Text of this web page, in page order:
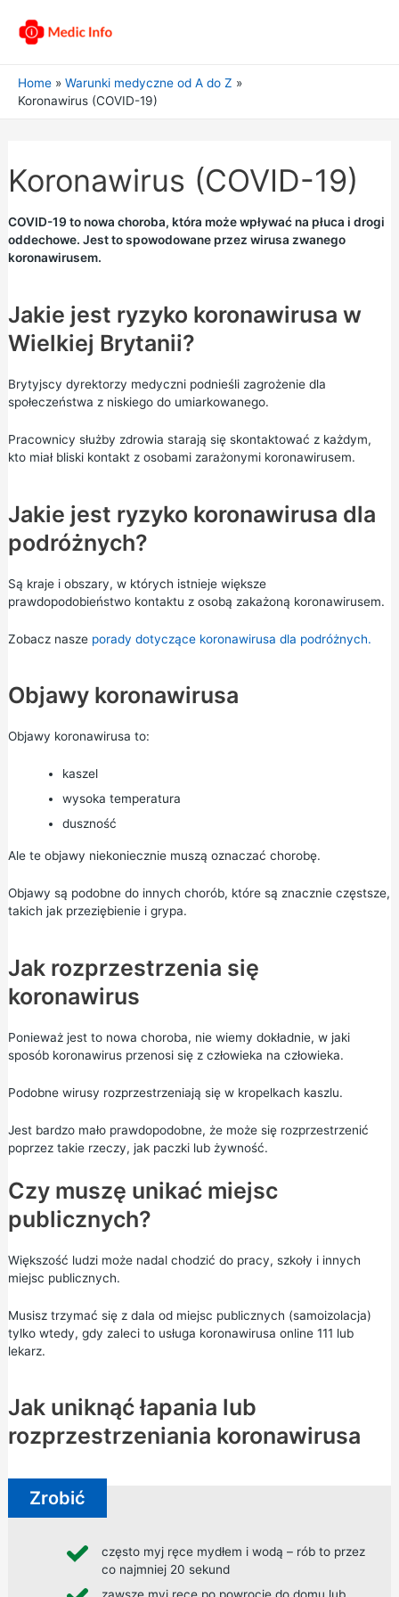
Home
Warunki medyczne od A do Z
Koronawirus (COVID-19)
Koronawirus (COVID-19)
COVID-19 to nowa choroba, która może wpływać na płuca i drogi
oddechowe. Jest to spowodowane przez wirusa zwanego
koronawirusem.
Jakie jest ryzyko koronawirusa w
Wielkiej Brytanii?
Brytyjscy dyrektorzy medyczni podnieśli zagrożenie dla
społeczeństwa z niskiego do umiarkowanego.
Pracownicy służby zdrowia starają się skontaktować z każdym,
kto miał bliski kontakt z osobami zarażonymi koronawirusem.
Jakie jest ryzyko koronawirusa dla
podróżnych?
Są kraje i obszary, w których istnieje większe
prawdopodobieństwo kontaktu z osobą zakażoną koronawirusem.
Zobacz nasze porady dotyczące koronawirusa dla podróżnych.
Objawy koronawirusa
Objawy koronawirusa to:
kaszel
wysoka temperatura
duszność
Ale te objawy niekoniecznie muszą oznaczać chorobę.
Objawy są podobne do innych chorób, które są znacznie częstsze,
takich jak przeziębienie i grypa.
Jak rozprzestrzenia się
koronawirus
Ponieważ jest to nowa choroba, nie wiemy dokładnie, w jaki
sposób koronawirus przenosi się z człowieka na człowieka.
Podobne wirusy rozprzestrzeniają się w kropelkach kaszlu.
Jest bardzo mało prawdopodobne, że może się rozprzestrzenić
poprzez takie rzeczy, jak paczki lub żywność.
Czy muszę unikać miejsc
publicznych?
Większość ludzi może nadal chodzić do pracy, szkoły i innych
miejsc publicznych.
Musisz trzymać się z dala od miejsc publicznych (samoizolacja)
tylko wtedy, gdy zaleci to usługa koronawirusa online 111 lub
lekarz.
Jak uniknąć łapania lub
rozprzestrzeniania koronawirusa
Zrobić
często myj ręce mydłem i wodą – rób to przez
co najmniej 20 sekund